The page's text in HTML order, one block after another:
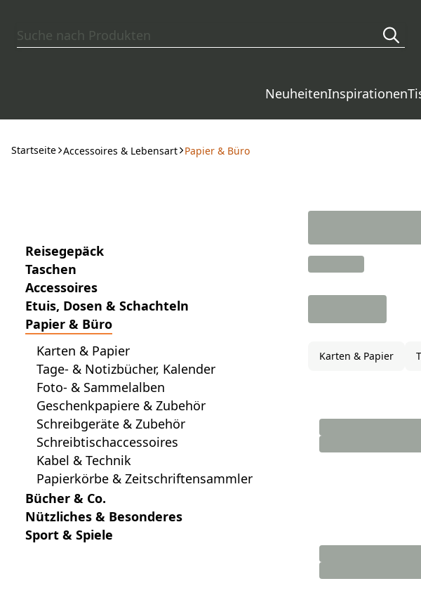
NeuheitenInspirationen
Startseite Accessoires & Lebensart Papier & Büro
Reisegepäck
Taschen
Accessoires
Etuis, Dosen & Schachteln
Papier & Büro
Karten & Papier
Tage- & Notizbücher, Kalender
Foto- & Sammelalben
Geschenkpapiere & Zubehör
Schreibgeräte & Zubehör
Schreibtischaccessoires
Kabel & Technik
Papierkörbe & Zeitschriftensammler
Bücher & Co.
Nützliches & Besonderes
Sport & Spiele
Karten & Papier